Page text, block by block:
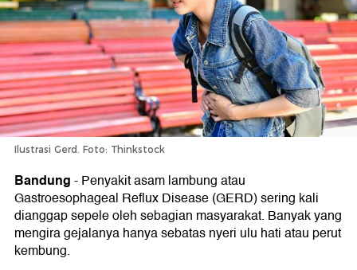
Ilustrasi Gerd. Foto: Thinkstock
Bandung-Penyakit asam lambung atau
Gastroesophageal Reflux Disease (GERD) sering kali
dianggap sepele oleh sebagian masyarakat. Banyak yang
mengira gejalanya hanya sebatas nyeri ulu hati atau perut
kembung.